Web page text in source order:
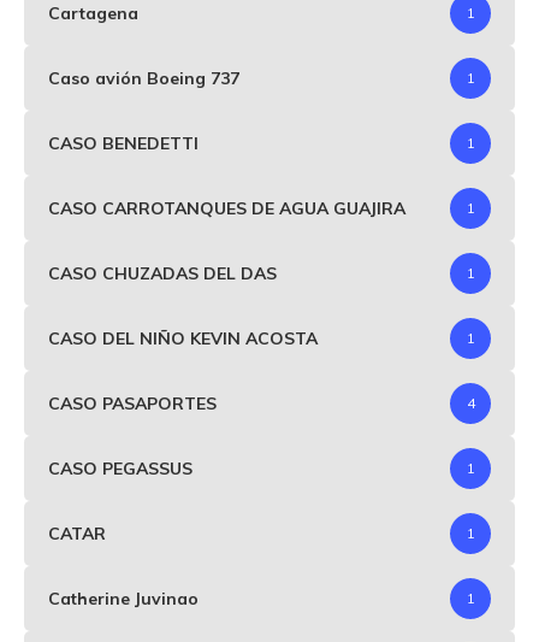
Cartagena 1
Caso avión Boeing 737 1
CASO BENEDETTI 1
CASO CARROTANQUES DE AGUA GUAJIRA 1
CASO CHUZADAS DEL DAS 1
CASO DEL NIÑO KEVIN ACOSTA 1
CASO PASAPORTES 4
CASO PEGASSUS 1
CATAR 1
Catherine Juvinao 1